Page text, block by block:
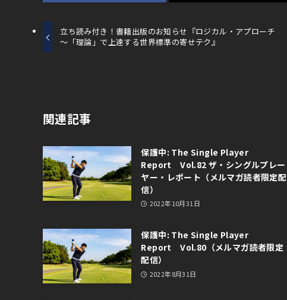
立ち読み付き！書籍出版のお知らせ『ロジカル・アプローチ
～「理論」で上達する世界標準の寄せテク』
関連記事
保護中: The Single Player
Report Vol.82 ザ・シングルプレー
ヤー・レポート（メルマガ読者限定配
信）
2022年10月31日
保護中: The Single Player
Report Vol.80（メルマガ読者限定
配信）
2022年8月31日